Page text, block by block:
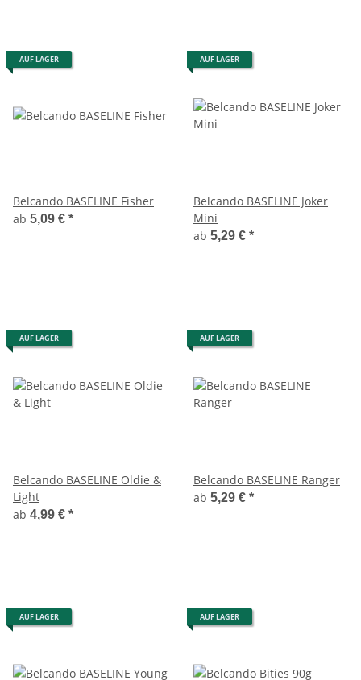
AUF LAGER
Belcando BASELINE Fisher
ab 5,09 € *
AUF LAGER
Belcando BASELINE Joker
Mini
ab 5,29 € *
AUF LAGER
Belcando BASELINE Oldie &
Light
ab 4,99 € *
AUF LAGER
Belcando BASELINE Ranger
ab 5,29 € *
AUF LAGER AUF LAGER